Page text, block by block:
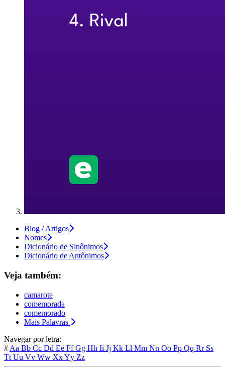
Blog / Artigos
Nomes
Dicionário de Sinônimos
Dicionário de Antônimos
Veja também:
camarote
comemorada
comemorado
Mais Palavras
Navegar por letra:
# Aa Bb Cc Dd Ee FfGg Hh Ii Jj Kk Ll Mm Nn Oo Pp Qq Rr Ss
Tt Uu Vv Ww XxYy Zz